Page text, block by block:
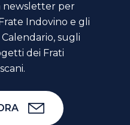
newsletter per
Indovino e gli
sugli
dei Frati